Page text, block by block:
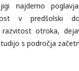
najdemo
v predšolski
razvitost otroka,
s področja